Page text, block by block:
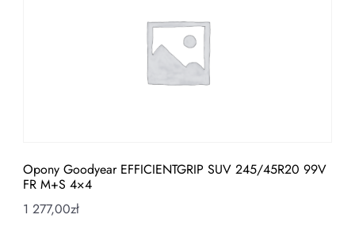
Opony Goodyear EFFICIENTGRIP SUV 245/45R20 99V
FR M+S 4×4
1 277,00zł